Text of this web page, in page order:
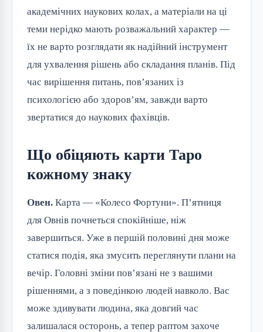
академічних наукових колах, а матеріали на ці
теми нерідко мають розважальний характер —
їх не варто розглядати як надійний інструмент
для ухвалення рішень або складання планів. Під
час вирішення питань, пов’язаних із
психологією або здоров’ям, завжди варто
звертатися до наукових фахівців.
Що обіцяють карти Таро
кожному знаку
Овен. Карта — «Колесо Фортуни». П’ятниця
для Овнів почнеться спокійніше, ніж
завершиться. Уже в першій половині дня може
статися подія, яка змусить переглянути плани на
вечір. Головні зміни пов’язані не з вашими
рішеннями, а з поведінкою людей навколо. Вас
може здивувати людина, яка довгий час
залишалася осторонь, а тепер раптом захоче